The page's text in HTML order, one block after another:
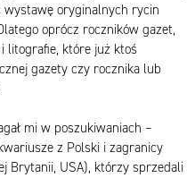
wystawę oryginalnych rycin
oprócz roczników gazet,
litografie, które już ktoś
gazety czy rocznika lub
mi w poszukiwaniach –
z Polski i zagranicy
Brytanii, USA), którzy sprzedali